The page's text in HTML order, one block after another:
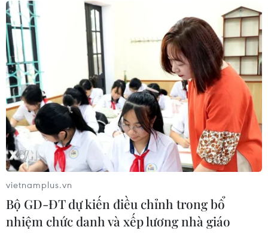
Công nhân Tây Ban Nha đi làm trong mùa dịch bệnh. (Ảnh:
Getty)
Theo số liệu thống kê do Bộ Y tế Tây Ban Nha
công bố ngày 19/4, nước này ghi nhận 410 ca tử
vong trong 24 giờ qua, thấp hơn con số 565 của
một ngày trước đó.
Đây là mức tử vong thấp nhất kể từ ngày 22/3 và
thấp hơn rất nhiều so với mốc cao nhất là 950
trường hợp trong ngày 2/4. Đây dường như là
dấu hiệu cho thấy tốc độ lây lan đang chậm lại
vietnamplus.vn
Bộ GD-ĐT dự kiến điều chỉnh trong bổ
nhiệm chức danh và xếp lương nhà giáo